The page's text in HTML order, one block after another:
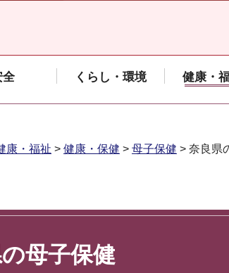
全 くらし・環境 健康・
康・福祉 > 健康・保健 > 母子保健 > 奈良県
母子保健